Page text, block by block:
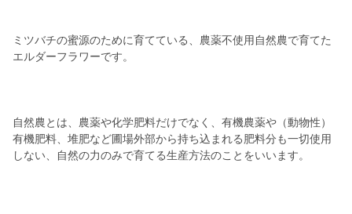
ミツバチの蜜源のために育てている、農薬不使用自然農で育てた
エルダーフラワーです。
自然農とは、農薬や化学肥料だけでなく、有機農薬や（動物性）
有機肥料、堆肥など圃場外部から持ち込まれる肥料分も一切使用
しない、自然の力のみで育てる生産方法のことをいいます。